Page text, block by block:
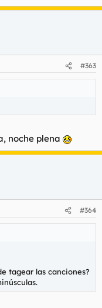
#363
noche plena
#364
tagear las canciones?